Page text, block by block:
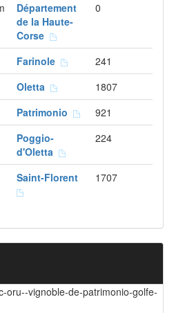
Département
de la Haute-
Corse
0
Farinole
241
Oletta
1807
Patrimonio
921
Poggio-
d'Oletta
224
Saint-Florent 1707
oru--vignoble-de-patrimonio-golfe-